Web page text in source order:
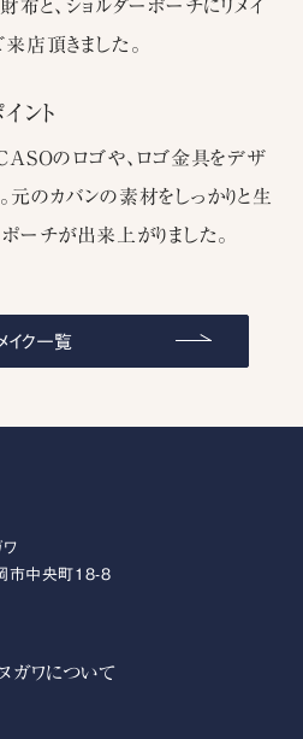
布と、ショルダーポーチにリメイ
店頂きました。
ント
のロゴや、ロゴ金具をデザ
元のカバンの素材をしっかりと生
ポーチが出来上がりました。
イク一覧
ワ
市中央町18-8
ガワについて